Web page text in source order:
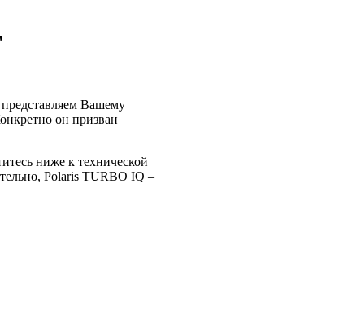
Вашему
он призван
ниже к технической
Polaris TURBO IQ –